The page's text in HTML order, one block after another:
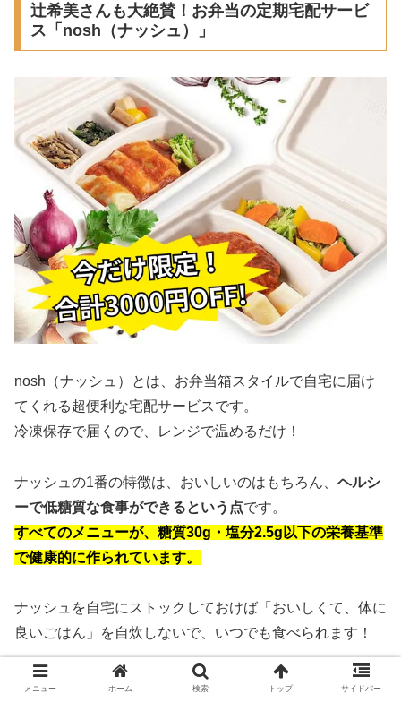
辻希美さんも大絶賛！お弁当の定期宅配サービ
ス「nosh（ナッシュ）」
nosh（ナッシュ）とは、お弁当箱スタイルで自宅に届け
てくれる超便利な宅配サービスです。
冷凍保存で届くので、レンジで温めるだけ！
ナッシュの1番の特徴は、おいしいのはもちろん、 ヘルシ
ーで低糖質な食事ができるという点です。
すべてのメニューが、糖質30g・塩分2.5g以下の栄養基準
で健康的に作られています。
ナッシュを自宅にストックしておけば「おいしくて、体に
良いごはん」を自炊しないで、いつでも食べられます！
ナッシュの魅力
メニュー ホーム 検索 トップ サイドバー